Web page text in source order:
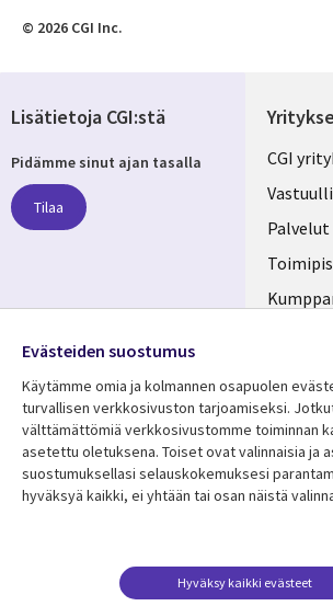
© 2026 CGI Inc.
links
CGI
Palvelut
Resurssikeskus
Library
FINLAND
Asiakastarinat
Lisätietoja CGI:stä
Pidämme sinut ajan tasalla
Tilaa
Media
FINLAND
Evästeiden suostumus
Käytämme omia ja kolmannen osapuolen
turvallisen verkkosivuston tarjoamiseksi.
välttämättömiä verkkosivustomme toiminnan
asetettu oletuksena. Toiset ovat valinnaisia ​​ja
suostumuksellasi selauskokemuksesi
hyväksyä kaikki, ei yhtään tai osan näistä
Hyväksy kaikki evästeet